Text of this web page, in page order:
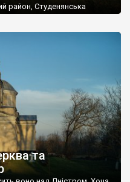
район, Студенянська
хрестами. Всі епітафії, які
церковнослов’янською
– цвинтар
століттям. У 1924-1940
та